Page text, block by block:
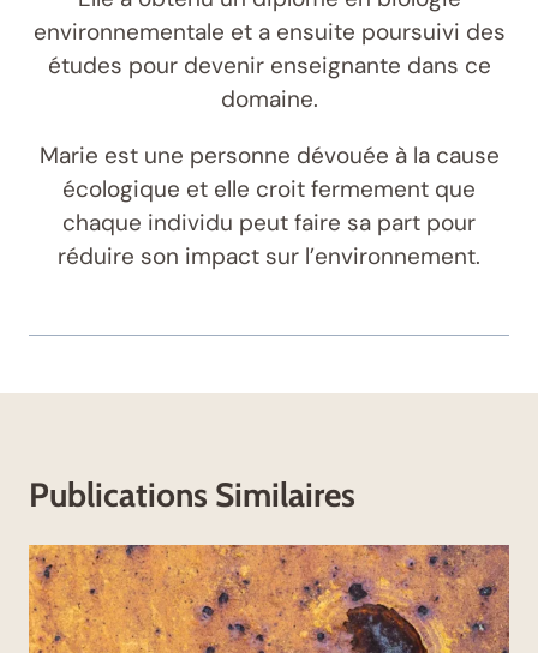
environnementale et a ensuite poursuivi des
études pour devenir enseignante dans ce
domaine.
Marie est une personne dévouée à la cause
écologique et elle croit fermement que
chaque individu peut faire sa part pour
réduire son impact sur l’environnement.
Publications Similaires